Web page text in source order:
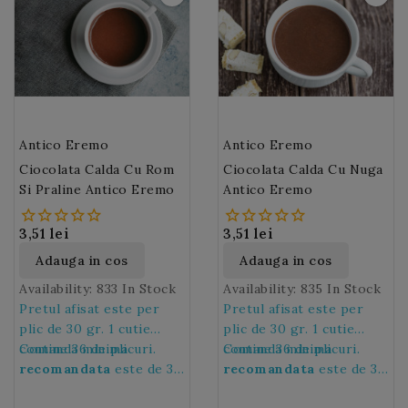
steamer.
Antico Eremo
Ciocolata Calda Cu Rom
Si Praline Antico Eremo
3,51 lei
Adauga in cos
Availability: 833 In Stock
Pretul afisat este per
plic de 30 gr. 1 cutie
contine 36 de plicuri.
Comanda minima
recomandata este de 36
Antico Eremo
Ciocolata Calda Cu Nuga
Antico Eremo
3,51 lei
Adauga in cos
Availability: 835 In Stock
Pretul afisat este per
plic de 30 gr. 1 cutie
contine 36 de plicuri.
Comanda minima
recomandata este de 36